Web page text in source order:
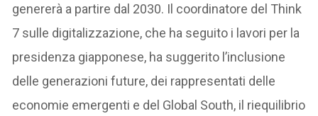
genererà a partire dal 2030. Il coordinatore del Think
7 sulle digitalizzazione, che ha seguito i lavori per la
presidenza giapponese, ha suggerito l’inclusione
delle generazioni future, dei rappresentati delle
economie emergenti e del Global South, il riequilibrio